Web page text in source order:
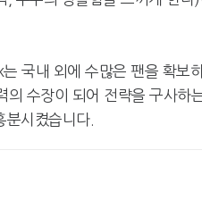
국내 외에 수많은 팬을 확보
의 수장이 되어 전략을 구사하
분시켰습니다.